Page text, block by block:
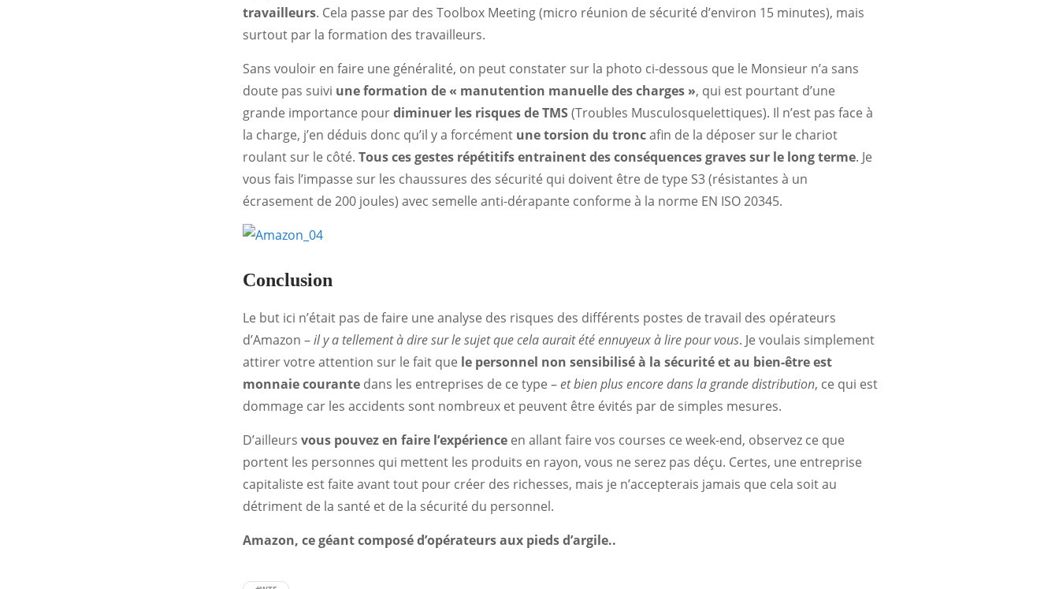
travailleurs. Cela passe par des Toolbox Meeting (micro réunion de sécurité d’environ 15 minutes), mais
surtout par la formation des travailleurs.
Sans vouloir en faire une généralité, on peut constater sur la photo ci-dessous que le Monsieur n’a sans
doute pas suivi une formation de « manutention manuelle des charges », qui est pourtant d’une
grande importance pourdiminuer les risques de TMS(Troubles Musculosquelettiques). Il n’est pas face à
la charge, j’en déduis donc qu’il y a forcément une torsion du troncafin de la déposer sur le chariot
roulant sur le côté. Tous ces gestes répétitifs entrainent des conséquences graves sur le long terme. Je
vous fais l’impasse sur les chaussures des sécurité qui doivent être de type S3 (résistantes à un
écrasement de 200 joules) avec semelle anti-dérapante conforme à la norme EN ISO 20345.
Conclusion
Le but ici n’était pas de faire une analyse des risques des différents postes de travail des opérateurs
d’Amazon –il y a tellement à dire sur le sujet que cela aurait été ennuyeux à lire pour vous. Je voulais simplement
attirer votre attention sur le fait que le personnel non sensibilisé à la sécurité et au bien-être est
monnaie courante dans les entreprises de ce type –et bien plus encore dans la grande distribution, ce qui est
dommage car les accidents sont nombreux et peuvent être évités par de simples mesures.
D’ailleurs vous pouvez en faire l’expérience en allant faire vos courses ce week-end, observez ce que
portent les personnes qui mettent les produits en rayon, vous ne serez pas déçu. Certes, une entreprise
capitaliste est faite avant tout pour créer des richesses, mais je n’accepterais jamais que cela soit au
détriment de la santé et de la sécurité du personnel.
Amazon, ce géant composé d’opérateurs aux pieds d’argile..